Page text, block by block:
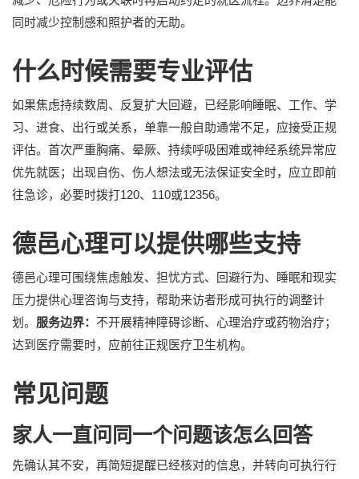
同时减少控制感和照护者的无助。
什么时候需要专业评估
如果焦虑持续数周、反复扩大回避，已经影响睡眠、工作、学
习、进食、出行或关系，单靠一般自助通常不足，应接受正规
评估。首次严重胸痛、晕厥、持续呼吸困难或神经系统异常应
优先就医；出现自伤、伤人想法或无法保证安全时，应立即前
往急诊，必要时拨打120、110或12356。
德邑心理可以提供哪些支持
德邑心理可围绕焦虑触发、担忧方式、回避行为、睡眠和现实
压力提供心理咨询与支持，帮助来访者形成可执行的调整计
划。 服务边界： 不开展精神障碍诊断、心理治疗或药物治疗；
达到医疗需要时，应前往正规医疗卫生机构。
常见问题
家人一直问同一个问题该怎么回答
先确认其不安，再简短提醒已经核对的信息，并转向可执行行